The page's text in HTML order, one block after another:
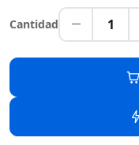
Cantidad 1